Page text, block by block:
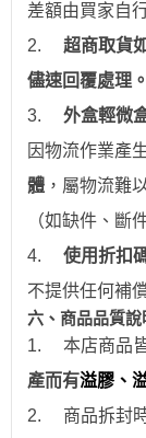
差額由買家自
2.
超商取貨
儘速回覆處理。
3.
外盒輕微
因物流作業產
體 ，屬物流難
（如缺件、斷
4.
使用折扣
不提供任何補
六、商品品質說
1.
本店商品
產而有溢膠、
2.
商品拆封